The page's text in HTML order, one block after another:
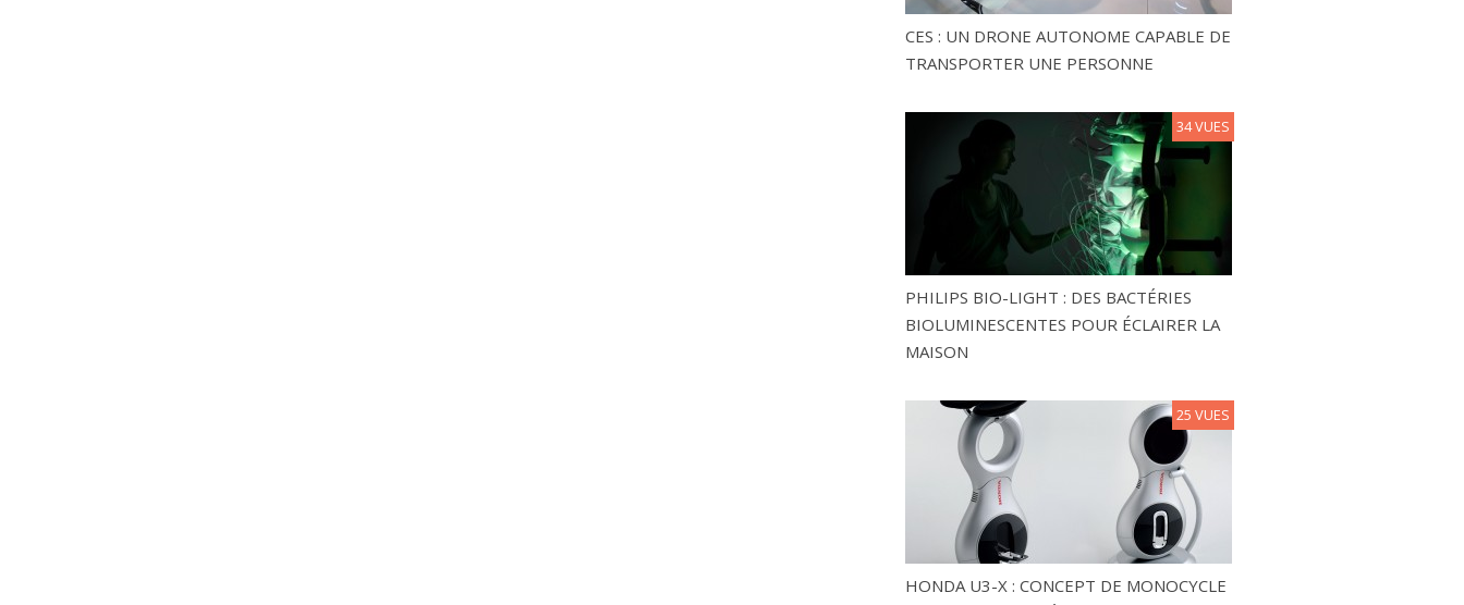
CES : UN DRONE AUTONOME CAPABLE DE
TRANSPORTER UNE PERSONNE
PHILIPS BIO-LIGHT : DES BACTÉRIES
BIOLUMINESCENTES POUR ÉCLAIRER LA
MAISON
34 VUES
HONDA U3-X : CONCEPT DE MONOCYCLE
25 VUES